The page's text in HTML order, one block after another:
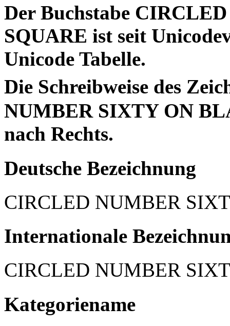
Der Buchstabe
SQUARE ist seit
Unicode Tabelle.
Die Schreibweise des
NUMBER SIXTY ON
nach Rechts.
Deutsche Bezeichnung
CIRCLED NUMBER
Internationale
CIRCLED NUMBER
Kategoriename